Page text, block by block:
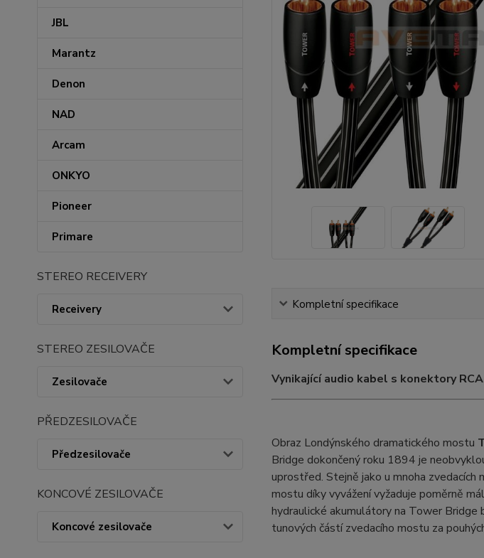
JBL
Marantz
Denon
NAD
Arcam
ONKYO
Pioneer
Primare
STEREO RECEIVERY
Receivery
STEREO ZESILOVAČE
Zesilovače
PŘEDZESILOVAČE
Předzesilovače
KONCOVÉ ZESILOVAČE
Koncové zesilovače
Kompletní specifikace
Kompletní specifikace
Vynikající audio kabel s konektory
Obraz Londýnského dramatického mostu
Bridge dokončený roku 1894 je
uprostřed. Stejně jako u mnoha
mostu díky vyvážení vyžaduje poměrně
hydraulické akumulátory na Tower
tunových částí zvedacího mostu za